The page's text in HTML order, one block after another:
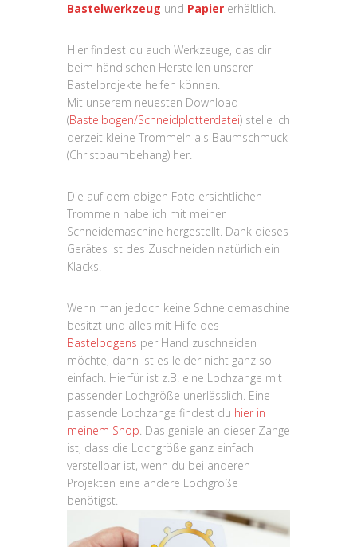
Bastelwerkzeug und Papier erhältlich.
Hier findest du auch Werkzeuge, das dir
beim händischen Herstellen unserer
Bastelprojekte helfen können.
Mit unserem neuesten Download
(Bastelbogen/Schneidplotterdatei) stelle ich
derzeit kleine Trommeln als Baumschmuck
(Christbaumbehang) her.
Die auf dem obigen Foto ersichtlichen
Trommeln habe ich mit meiner
Schneidemaschine hergestellt. Dank dieses
Gerätes ist des Zuschneiden natürlich ein
Klacks.
Wenn man jedoch keine Schneidemaschine
besitzt und alles mit Hilfe des
Bastelbogens per Hand zuschneiden
möchte, dann ist es leider nicht ganz so
einfach. Hierfür ist z.B. eine Lochzange mit
passender Lochgröße unerlässlich. Eine
passende Lochzange findest du hier in
meinem Shop. Das geniale an dieser Zange
ist, dass die Lochgröße ganz einfach
verstellbar ist, wenn du bei anderen
Projekten eine andere Lochgröße
benötigst.